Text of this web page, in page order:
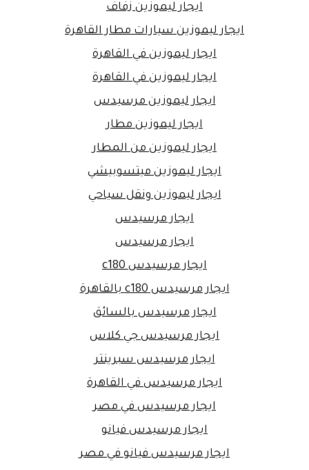
ايجار ليموزين زفاف
ايجار ليموزين سيارات مطار القاهرة
ايجار ليموزين في القاهرة
ايجار ليموزين في القاهرة
ايجار ليموزين مرسيدس
ايجار ليموزين مطار
ايجار ليموزين من المطار
ايجار ليموزين ميتسوبيشي
ايجار ليموزين ونقل سياحي
ايجار مرسيدس
ايجار مرسيدس
ايجار مرسيدس c180
ايجار مرسيدس c180 بالقاهرة
ايجار مرسيدس بالسائق
ايجار مرسيدس جي كلاس
ايجار مرسيدس سبرينتر
ايجار مرسيدس في القاهرة
ايجار مرسيدس في مصر
ايجار مرسيدس فيانو
ايجار مرسيدس فيانو في مصر